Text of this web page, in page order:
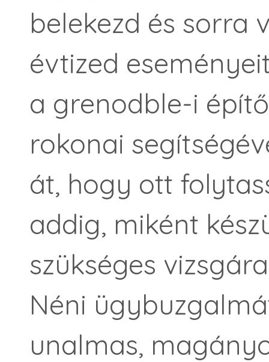
belekezd és sorra
évtized
a grenodble-i
rokonai
át, hogy ott
addig, miként
szükséges
Néni
unalmas,